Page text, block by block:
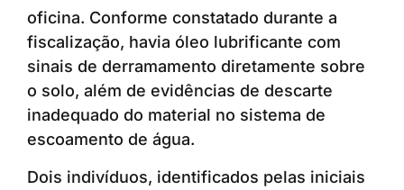
oficina. Conforme constatado durante a
fiscalização, havia óleo lubrificante com
sinais de derramamento diretamente sobre
o solo, além de evidências de descarte
inadequado do material no sistema de
escoamento de água.
Dois indivíduos, identificados pelas iniciais